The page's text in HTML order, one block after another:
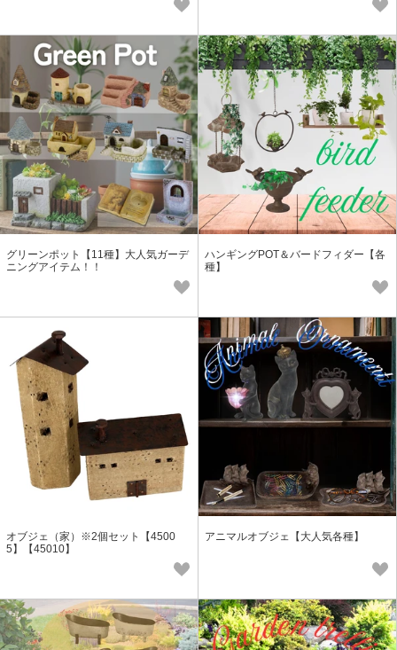
グリーンポット【11種】大人気ガーデ
ニングアイテム！！
ハンギングPOT＆バードフィダー【各
種】
オブジェ（家）※2個セット【4500
5】【45010】
アニマルオブジェ【大人気各種】